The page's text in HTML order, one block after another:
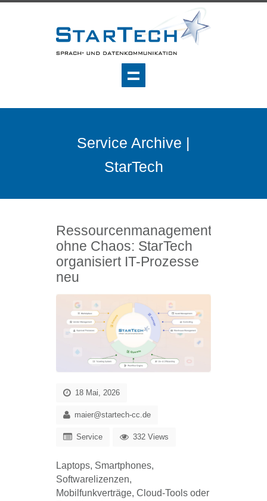
Service Archive |
StarTech
Ressourcenmanagement
ohne Chaos: StarTech
organisiert IT-Prozesse
neu
18 Mai, 2026
maier@startech-cc.de
Service 332 Views
Laptops, Smartphones,
Softwarelizenzen,
Mobilfunkverträge, Cloud-Tools oder